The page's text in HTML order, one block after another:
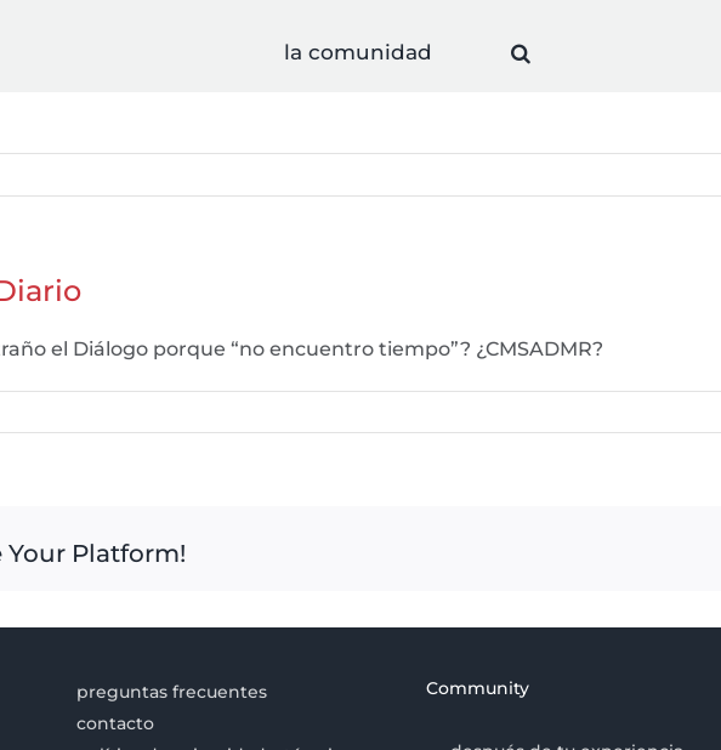
la comunidad
el Diálogo porque “no encuentro tiempo”? ¿CMSADMR?
Your Platform!
preguntas frecuentes
contacto
Community